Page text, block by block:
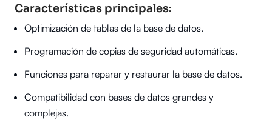
Características principales:
Optimización de tablas de la base de datos.
Programación de copias de seguridad automáticas.
Funciones para reparar y restaurar la base de datos.
Compatibilidad con bases de datos grandes y
complejas.